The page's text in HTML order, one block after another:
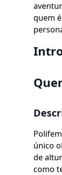
quem
único
de
como